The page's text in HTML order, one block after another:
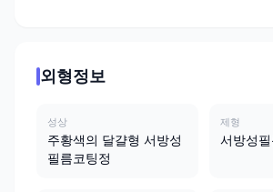
외형정보
성상
주황색의 달걀형 서방성
필름코팅정
제형
서방성